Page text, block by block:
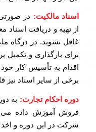
اسناد مالکیت: در
از تهیه و دریافت اسناد
غافل نشوید. در درگاه
برای بارگذاری و تکمیل
اقدام به تأسیس کار
برخی از سایر اسناد نیز
دوره احکام تجارت: به
فروش آموزش داده
شرکت در این دوره و